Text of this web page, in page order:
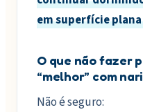
em superfície
O que não fazer
“melhor” com
Não é seguro: